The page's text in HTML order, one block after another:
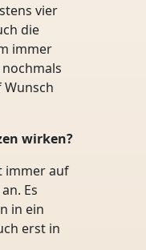
vier
die
immer
wirken?
immer auf
Es
in ein
erst in